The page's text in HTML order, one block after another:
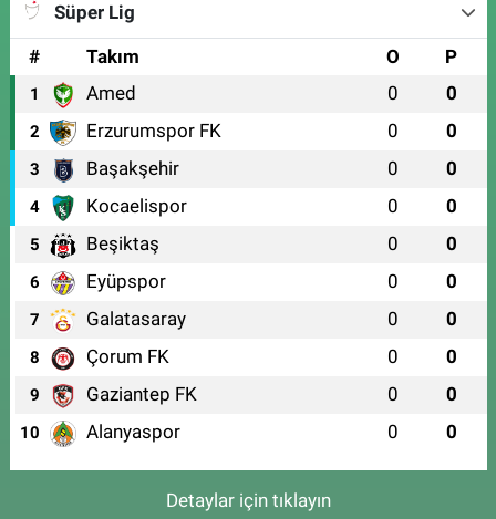
Süper Lig
#
Takım O P
1 Amed 0 0
2 Erzurumspor FK 0 0
3 Başakşehir 0 0
4 Kocaelispor 0 0
5 Beşiktaş 0 0
6 Eyüpspor 0 0
7 Galatasaray 0 0
8 Çorum FK 0 0
9 Gaziantep FK 0 0
10 Alanyaspor 0 0
Detaylar için tıklayın